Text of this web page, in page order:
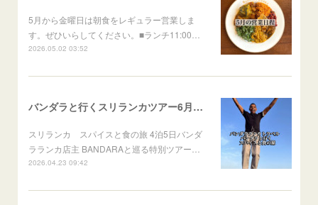
5月から金曜日は朝食をレギュラー営業しま
す。ぜひいらしてください。■ランチ11:00…
2026.05.02 03:52
バンダラと行くスリランカツアー6月出発
スリランカ スパイスと食の旅 4泊5日バンダ
ラランカ店主 BANDARAと巡る特別ツアー…
2026.04.23 09:42